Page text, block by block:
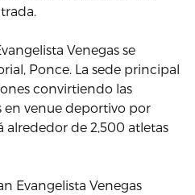
Venegas se
Ponce. La sede principal
convirtiendo las
en venue deportivo por
alrededor de 2,500 atletas
Evangelista Venegas